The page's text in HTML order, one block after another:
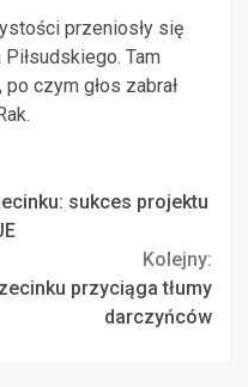
przeniosły się
Tam
czym głos zabrał
sukces projektu
Kolejny:
przyciąga tłumy
darczyńców